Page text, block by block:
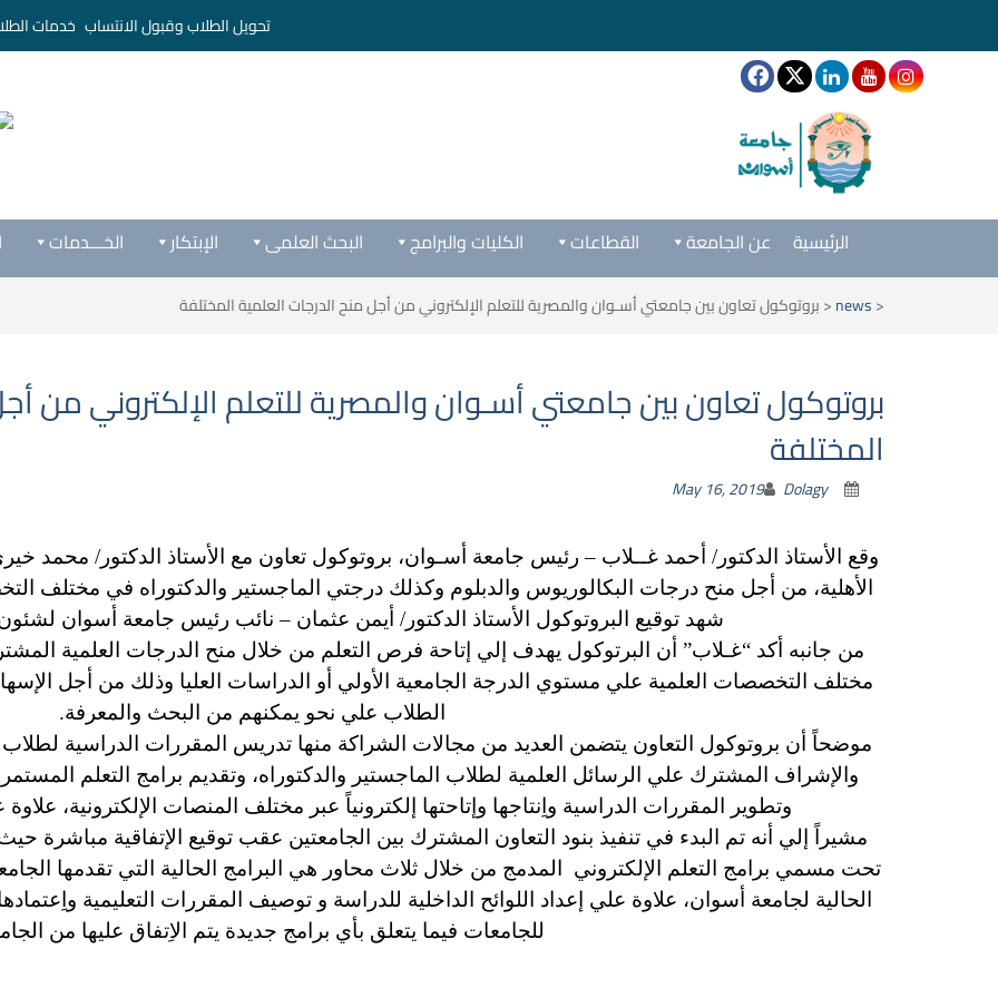
تحويل الطلاب وقبول الانتساب خدمات
الخـــدمات الإبتكار البحث العلمى الكليات والبرامج القطاعات عن الجامعة الرئيسية
<
news
<بروتوكول تعاون بين جامعتي أسـوان والمصرية للتعلم الإلكتروني من أجل منح الدرجات العلمية المختلفة
بروتوكول تعاون بين جامعتي أسـوان والمصرية للتعلم الإلكتروني من
المختلفة
May 16, 2019 Dolagy
وقع الأستاذ الدكتور/ أحمد غــلاب – رئيس جامعة أسـوان، بروتوكول تعاون مع الأستاذ الدكتور/ محمد
الأهلية، من أجل منح درجات البكالوريوس والدبلوم وكذلك درجتي الماجستير والدكتوراه في مختلف
شهد توقيع البروتوكول الأستاذ الدكتور/ أيمن عثمان – نائب رئيس جامعة أسوان
من جانبه أكد “غـلاب” أن البرتوكول يهدف إلي إتاحة فرص التعلم من خلال منح الدرجات العلمية
مختلف التخصصات العلمية علي مستوي الدرجة الجامعية الأولي أو الدراسات العليا وذلك من أجل
الطلاب علي نحو يمكنهم من البحث والمعرفة.
موضحاً أن بروتوكول التعاون يتضمن العديد من مجالات الشراكة منها تدريس المقررات الدراسية لطلاب
والإشراف المشترك علي الرسائل العلمية لطلاب الماجستير والدكتوراه، وتقديم برامج التعلم المستمر
وتطوير المقررات الدراسية واِنتاجها وإتاحتها إلكترونياً عبر مختلف المنصات الإلكترونية،
مشيراً إلي أنه تم البدء في تنفيذ بنود التعاون المشترك بين الجامعتين عقب توقيع الإتفاقية مباشرة
تحت مسمي برامج التعلم الإلكتروني المدمج من خلال ثلاث محاور هي البرامج الحالية التي تقدمها الجامعة
الحالية لجامعة أسوان، علاوة علي إعداد اللوائح الداخلية للدراسة و توصيف المقررات التعليمية
للجامعات فيما يتعلق بأي برامج جديدة يتم الاِتفاق عليها من